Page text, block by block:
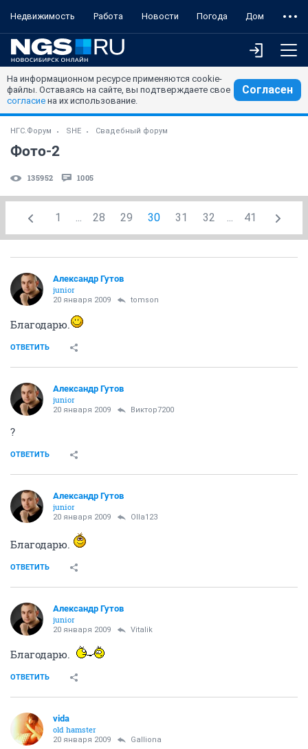
Недвижимость Работа Новости Погода Дом
На информационном ресурсе применяются cookie-
файлы. Оставаясь на сайте, вы подтверждаете свое
согласие на их использование.
Согласен
НГС.Форум SHE Свадебный форум
Фото-2
135952 1005
1 ... 28 29 30 31 32 ... 41
Александр Гутов
junior
20 января 2009 tomson
Благодарю.
ОТВЕТИТЬ
Александр Гутов
junior
20 января 2009 Виктор7200
?
ОТВЕТИТЬ
Александр Гутов
junior
20 января 2009 Olla123
Благодарю.
ОТВЕТИТЬ
Александр Гутов
junior
20 января 2009 Vitalik
Благодарю.
ОТВЕТИТЬ
vida
old hamster
20 января 2009 Galliona